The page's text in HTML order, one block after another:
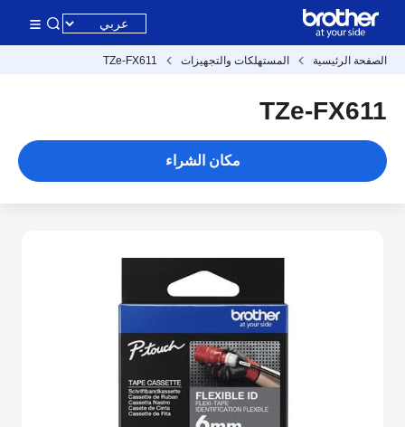
الصفحة الرئيسية المستهلكات والتجهيزات TZe-FX611
TZe-FX611
مكان الشراء